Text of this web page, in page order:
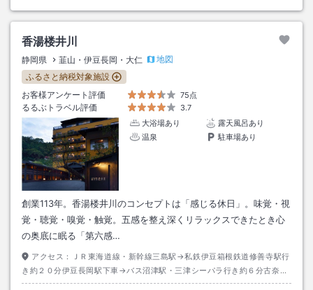
香湯楼井川
静岡県 韮山・伊豆長岡・大仁
地図
ふるさと納税対象施設
お客様アンケート評価
75点
るるぶトラベル評価
3.7
大浴場あり
露天風呂あり
温泉
駐車場あり
創業113年。香湯楼井川のコンセプトは「感じる休日」。味覚・視
覚・聴覚・嗅覚・触覚。五感を整え深くリラックスできたとき心
の奥底に眠る「第六感…
アクセス：
ＪＲ東海道線・新幹線三島駅→私鉄伊豆箱根鉄道修善寺駅行
き約２０分伊豆長岡駅下車→バス沼津駅・三津シーパラ行き約６分古奈温
泉南口下車→徒歩約１分